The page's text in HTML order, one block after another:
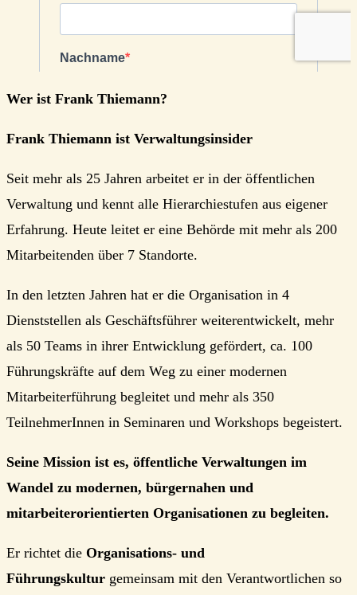
Wer ist Frank Thiemann?
Frank Thiemann ist Verwaltungsinsider
Seit mehr als 25 Jahren arbeitet er in der öffentlichen
Verwaltung und kennt alle Hierarchiestufen aus eigener
Erfahrung. Heute leitet er eine Behörde mit mehr als 200
Mitarbeitenden über 7 Standorte.
In den letzten Jahren hat er die Organisation in 4
Dienststellen als Geschäftsführer weiterentwickelt, mehr
als 50 Teams in ihrer Entwicklung gefördert, ca. 100
Führungskräfte auf dem Weg zu einer modernen
Mitarbeiterführung begleitet und mehr als 350
TeilnehmerInnen in Seminaren und Workshops begeistert.
Seine Mission ist es, öffentliche Verwaltungen im
Wandel zu modernen, bürgernahen und
mitarbeiterorientierten Organisationen zu begleiten.
Er richtet die Organisations- und
Führungskultur gemeinsam mit den Verantwortlichen so